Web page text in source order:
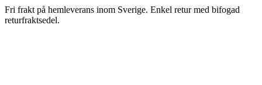
Fri frakt på hemleverans inom Sverige. Enkel retur med bifogad
returfraktsedel.